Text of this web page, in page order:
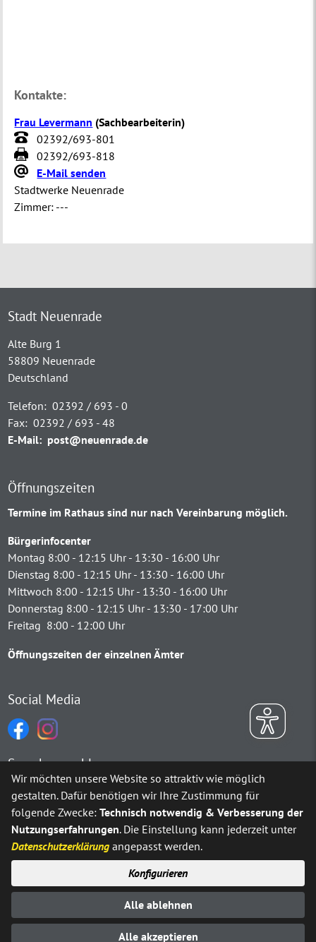
Kontakte:
Frau Levermann (Sachbearbeiterin)
02392/693-801
02392/693-818
E-Mail senden
Stadtwerke Neuenrade
Zimmer: ---
Stadt Neuenrade
Alte Burg 1
58809 Neuenrade
Deutschland
Telefon: 02392 / 693 - 0
Fax: 02392 / 693 - 48
E-Mail: post@neuenrade.de
Öffnungszeiten
Termine im Rathaus sind nur nach Vereinbarung möglich.
Bürgerinfocenter
Montag 8:00 - 12:15 Uhr - 13:30 - 16:00 Uhr
Dienstag 8:00 - 12:15 Uhr - 13:30 - 16:00 Uhr
Mittwoch 8:00 - 12:15 Uhr - 13:30 - 16:00 Uhr
Donnerstag 8:00 - 12:15 Uhr - 13:30 - 17:00 Uhr
Freitag 8:00 - 12:00 Uhr
Öffnungszeiten der einzelnen Ämter
Social Media
Sprachauswahl
Möchten Sie vonGoogle Translate bereitgestellte externe
Ja Immer
© Stadt Neuenrade 2025
Impressum
Datenschutz
Erklärung zur Barrierefreiheit Kontakt
Wir möchten unsere Website so attraktiv wie möglich
gestalten. Dafür benötigen wir Ihre Zustimmung für
folgende Zwecke:Technisch notwendig & Verbesserung der
Nutzungserfahrungen. Die Einstellung kann jederzeit unter
Datenschutzerklärung angepasst werden.
Konfigurieren
Alle ablehnen
Alle akzeptieren